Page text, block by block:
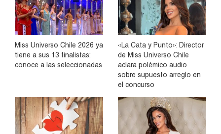
Miss Universo Chile 2026 ya
tiene a sus 13 finalistas:
conoce a las seleccionadas
«La Cata y Punto»: Director
de Miss Universo Chile
aclara polémico audio
sobre supuesto arreglo en
el concurso